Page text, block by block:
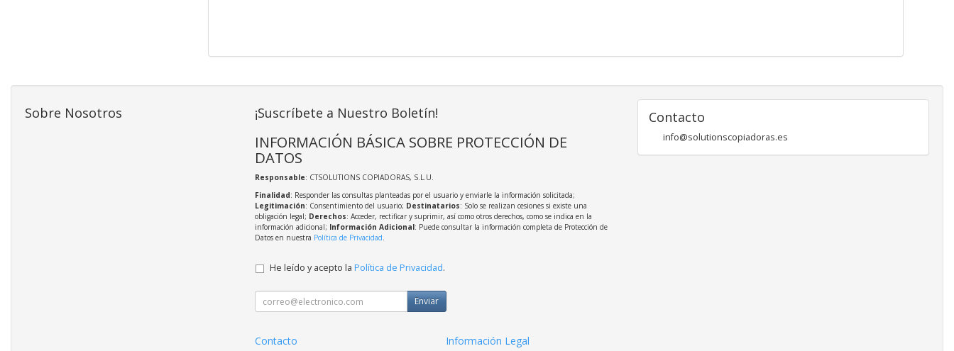
Sobre Nosotros ¡Suscríbete a Nuestro Boletín!
INFORMACIÓN BÁSICA SOBRE PROTECCIÓN DE
DATOS
Responsable: CTSOLUTIONS COPIADORAS, S.L.U.
Finalidad: Responder las consultas planteadas por el usuario y enviarle la información solicitada;
Legitimación: Consentimiento del usuario; Destinatarios: Solo se realizan cesiones si existe una
obligación legal; Derechos: Acceder, rectificar y suprimir, así como otros derechos, como se indica en la
información adicional; Información Adicional: Puede consultar la información completa de Protección de
Datos en nuestra Política de Privacidad.
He leído y acepto la Política de Privacidad.
Enviar
Contacto
Información Legal
Contacto
info@solutionscopiadoras.es